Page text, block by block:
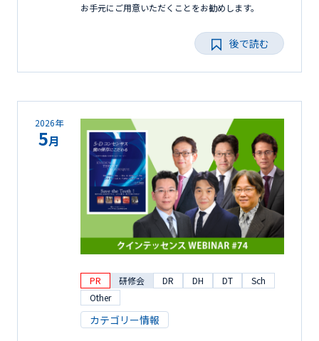
お手元にご用意いただくことをお勧めします。
後で読む
2026年
5月
PR 研修会 DR DH DT
Sch
Other
カテゴリー情報